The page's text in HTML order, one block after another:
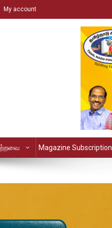
My account
Magazine Subscription